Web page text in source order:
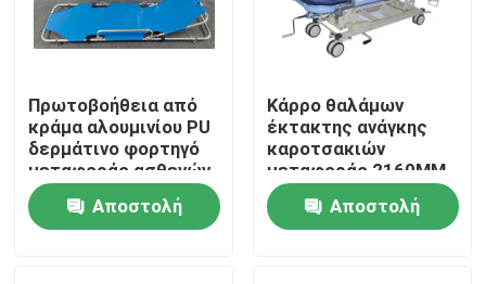
Σπίτι
Προϊόντα
Πρωτοβοήθεια από
κράμα αλουμινίου PU
δερμάτινο φορτηγό
μεταφοράς ασθενών
διαχωρίσιμο
ανυψωτικόΑποστολή
Κάρρο θαλάμων
έκτακτης ανάγκης
καροτσακιών
μεταφοράς 2160MM
89cm υδραυλικό
υπομονετικόΑποστολή